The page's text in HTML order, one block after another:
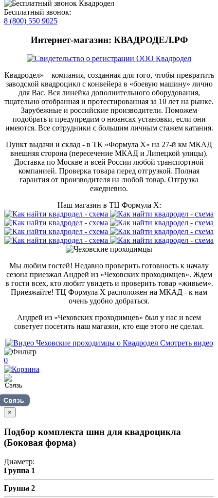
Бесплатный звонок:
8 (800) 550 9025
Интернет-магазин: КВАДРОДЕЛ.РФ
Квадродел» – компания, созданная для того, чтобы превратить
заводской квадроцикл с конвейера в «боевую машину» лично
для Вас. Вся линейка дополнительного оборудования,
тщательно отобранная и протестированная за 10 лет на рынке.
Зарубежные и российские производители. Поможем
подобрать и предупредим о нюансах установки, если они
имеются. Все сотрудники с большим личным стажем катания.
Пункт выдачи и склад - в ТК «Формула X» на 27-й км МКАД
внешняя сторона (пересечение МКАД и Липецкой улицы).
Доставка по Москве и всей России любой транспортной
компанией. Проверка товара перед отгрузкой. Полная
гарантия от производителя на любой товар. Отгрузка
ежедневно.
Наш магазин в ТЦ Формула Х:
Мы любим гостей! Недавно проверить готовность к началу
сезона приезжал Андрей из «Чеховских проходимцев». Ждем
в гости всех, кто любит увидеть и проверить товар «живьем».
Приезжайте! ТЦ Формула Х расположен на МКАД - к нам
очень удобно добраться.
Андрей из «Чеховских проходимцев» был у нас и всем
советует посетить наш магазин, кто еще этого не сделал.
Смотреть видео
0
Связь
×
Подбор комплекта шин для квадроцикла
(Боковая форма)
Диаметр:
Группа 1
Группа 2